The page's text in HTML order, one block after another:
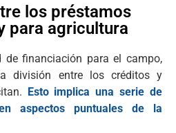
los préstamos
para agricultura
de financiación para el campo,
división entre los créditos y
Esto implica una serie de
aspectos puntuales de la